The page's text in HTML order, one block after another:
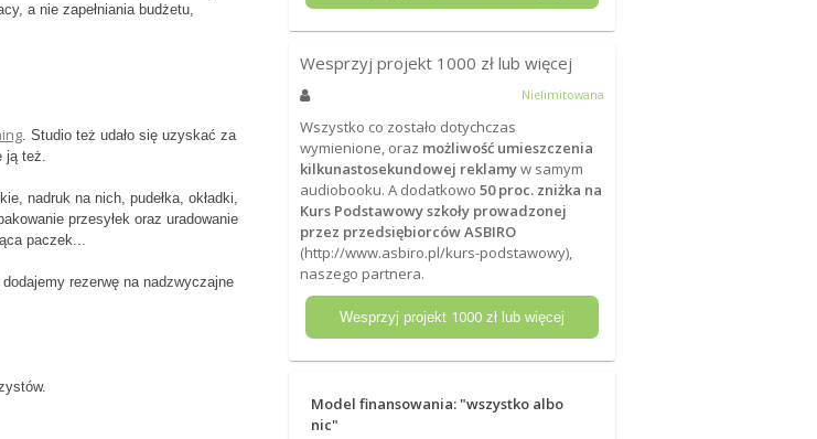
a nie zapełniania budżetu,
. Studio też udało się uzyskać za
ją też.
nadruk na nich, pudełka, okładki,
przesyłek oraz uradowanie
paczek...
rezerwę na nadzwyczajne
Wesprzyj projekt 1000 zł lub więcej
Nielimitowana
Wszystko co zostało dotychczas
wymienione, oraz możliwość umieszczenia
kilkunastosekundowej reklamyw samym
audiobooku. A dodatkowo50 proc. zniżka na
Kurs Podstawowy szkoły prowadzonej
przez przedsiębiorców ASBIRO
(http://www.asbiro.pl/kurs-podstawowy),
naszego partnera.
Wesprzyj projekt 1000zł lub więcej
Model finansowania: "wszystko albo
nic"